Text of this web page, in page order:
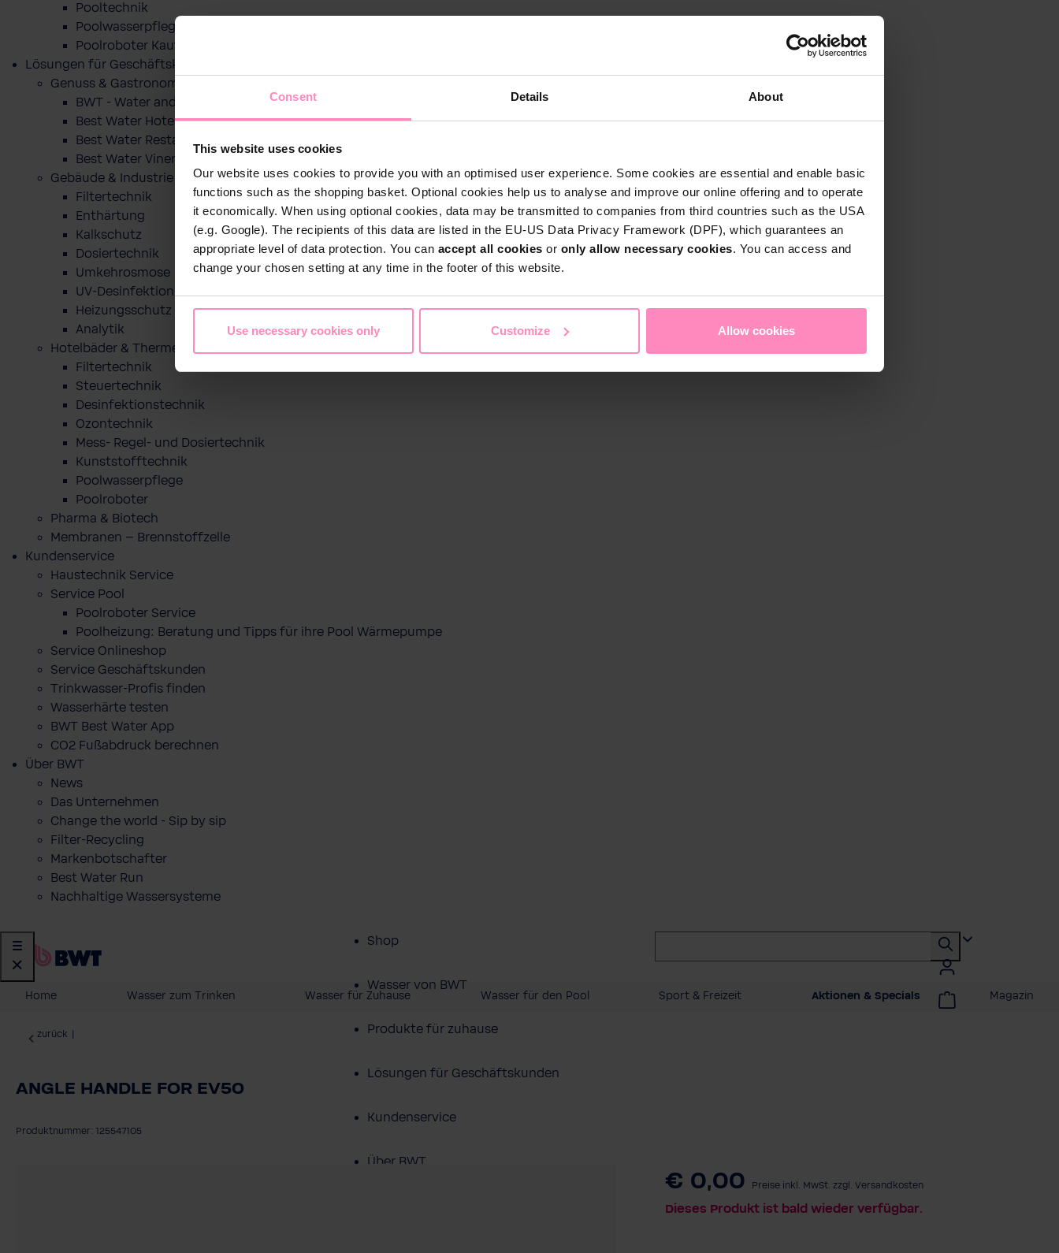
Consent Details About
This website uses cookies
Our website uses cookies to provide you with an optimised user experience. Some cookies are essential and enable basic
functions such as the shopping basket. Optional cookies help us to analyse and improve our online offering and to operate
it economically. When using optional cookies, data may be transmitted to companies from third countries such as the USA
(e.g. Google). The recipients of this data are listed in the EU-US Data Privacy Framework (DPF), which guarantees an
appropriate level of data protection. You can accept all cookies or only allow necessary cookies. You can access and
change your chosen setting at any time in the footer of this website.
Use necessary cookies only Customize Allow cookies
Pooltechnik
Poolwasserpflege
Poolroboter Kaufberatung und Tipps
Lösungen für Geschäftskunden
Genuss & Gastronomie
BWT - Water and more
Best Water Hotel
Best Water Restaurant
Best Water Vinery
Gebäude & Industrie
Filtertechnik
Enthärtung
Kalkschutz
Dosiertechnik
Umkehrosmose
UV-Desinfektion
Heizungsschutz
Analytik
Hotelbäder & Thermen
Filtertechnik
Steuertechnik
Desinfektionstechnik
Ozontechnik
Mess- Regel- und Dosiertechnik
Kunststofftechnik
Poolwasserpflege
Poolroboter
Pharma & Biotech
Membranen – Brennstoffzelle
Kundenservice
Haustechnik Service
Service Pool
Poolroboter Service
Poolheizung: Beratung und Tipps für ihre Pool Wärmepumpe
Service Onlineshop
Service Geschäftskunden
Trinkwasser-Profis finden
Wasserhärte testen
BWT Best Water App
CO2 Fußabdruck berechnen
Über BWT
News
Das Unternehmen
Change the world - Sip by sip
Filter-Recycling
Markenbotschafter
Best Water Run
Nachhaltige Wassersysteme
Shop
Wasser von BWT
Produkte für zuhause
Lösungen für Geschäftskunden
Kundenservice
Über BWT
Home Wasser zum Trinken Wasser für Zuhause Wasser für den Pool Sport & Freizeit Aktionen & Specials Magazin
zurück
ANGLE HANDLE FOR EV50
Produktnummer: 125547105
€ 0,00 Preise inkl. MwSt. zzgl. Versandkosten
Dieses Produkt ist bald wieder verfügbar.